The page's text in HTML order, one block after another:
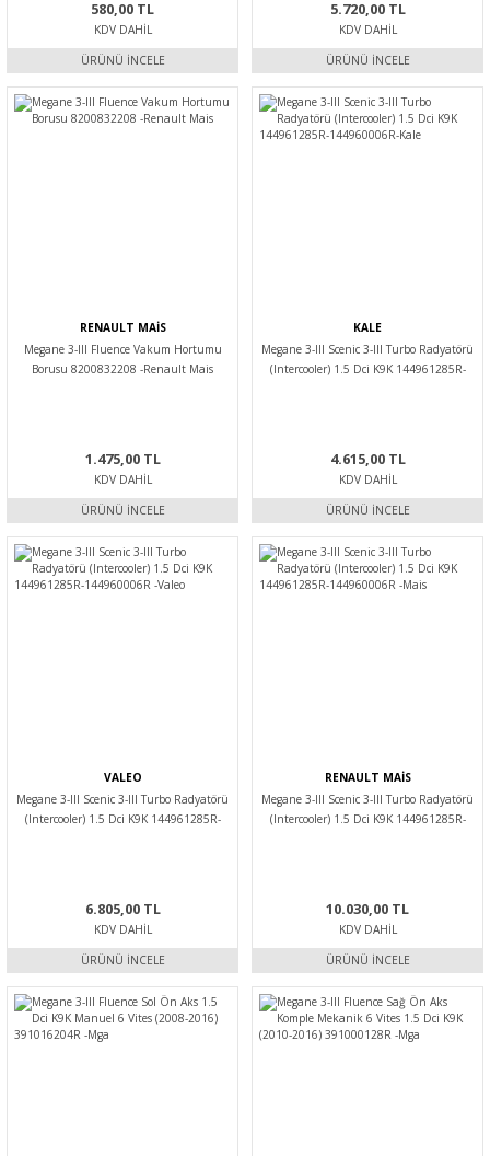
580,00 TL
KDV DAHIL
ÜRÜNÜ İNCELE
5.720,00 TL
KDV DAHIL
ÜRÜNÜ İNCELE
RENAULT MAİS
Megane 3-III Fluence Vakum Hortumu
Borusu 8200832208 -Renault Mais
1.475,00 TL
KDV DAHIL
ÜRÜNÜ İNCELE
KALE
Megane 3-III Scenic 3-III Turbo Radyatörü
(Intercooler) 1.5 Dci K9K 144961285R-
4.615,00 TL
KDV DAHIL
ÜRÜNÜ İNCELE
VALEO
Megane 3-III Scenic 3-III Turbo Radyatörü
(Intercooler) 1.5 Dci K9K 144961285R-
6.805,00 TL
KDV DAHIL
ÜRÜNÜ İNCELE
RENAULT MAİS
Megane 3-III Scenic 3-III Turbo Radyatörü
(Intercooler) 1.5 Dci K9K 144961285R-
10.030,00 TL
KDV DAHIL
ÜRÜNÜ İNCELE